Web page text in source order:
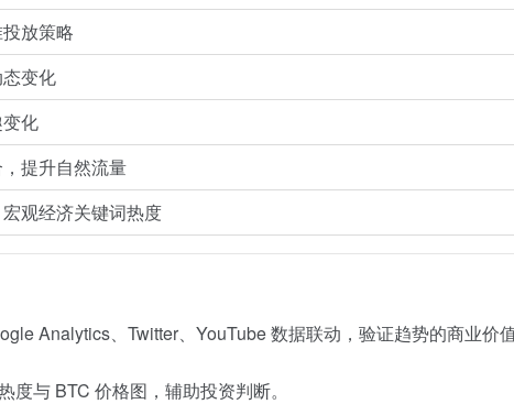
放策略
变化
化
提升自然流量
观经济关键词热度
Analytics、Twitter、YouTube 数据联动，验证趋势的商业价
度与 BTC 价格图，辅助投资判断。